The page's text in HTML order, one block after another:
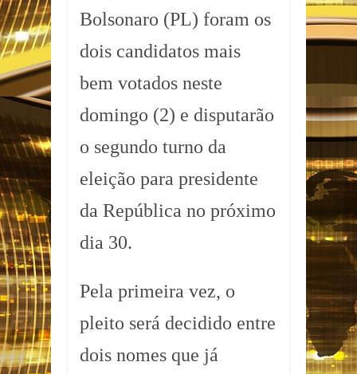
Bolsonaro (PL) foram os
dois candidatos mais
bem votados neste
domingo (2) e disputarão
o segundo turno da
eleição para presidente
da República no próximo
dia 30.
Pela primeira vez, o
pleito será decidido entre
dois nomes que já